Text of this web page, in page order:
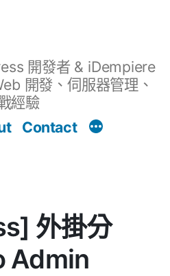
開發者 & iDempiere
開發、伺服器管理、
經驗
Contact
外掛分
Admin